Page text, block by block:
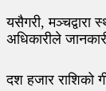
यसैगरी, मञ्चद्वारा
अधिकारीले
दश हजार राशिको